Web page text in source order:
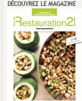
DÉCOUVREZ LE MAGAZINE